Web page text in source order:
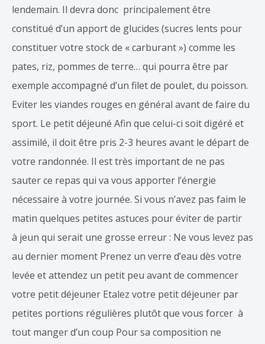
lendemain. Il devra donc principalement être
constitué d’un apport de glucides (sucres lents pour
constituer votre stock de « carburant ») comme les
pates, riz, pommes de terre… qui pourra être par
exemple accompagné d’un filet de poulet, du poisson.
Eviter les viandes rouges en général avant de faire du
sport. Le petit déjeuné Afin que celui-ci soit digéré et
assimilé, il doit être pris 2-3 heures avant le départ de
votre randonnée. Il est très important de ne pas
sauter ce repas qui va vous apporter l’énergie
nécessaire à votre journée. Si vous n’avez pas faim le
matin quelques petites astuces pour éviter de partir
à jeun qui serait une grosse erreur : Ne vous levez pas
au dernier moment Prenez un verre d’eau dès votre
levée et attendez un petit peu avant de commencer
votre petit déjeuner Etalez votre petit déjeuner par
petites portions régulières plutôt que vous forcer à
tout manger d’un coup Pour sa composition ne